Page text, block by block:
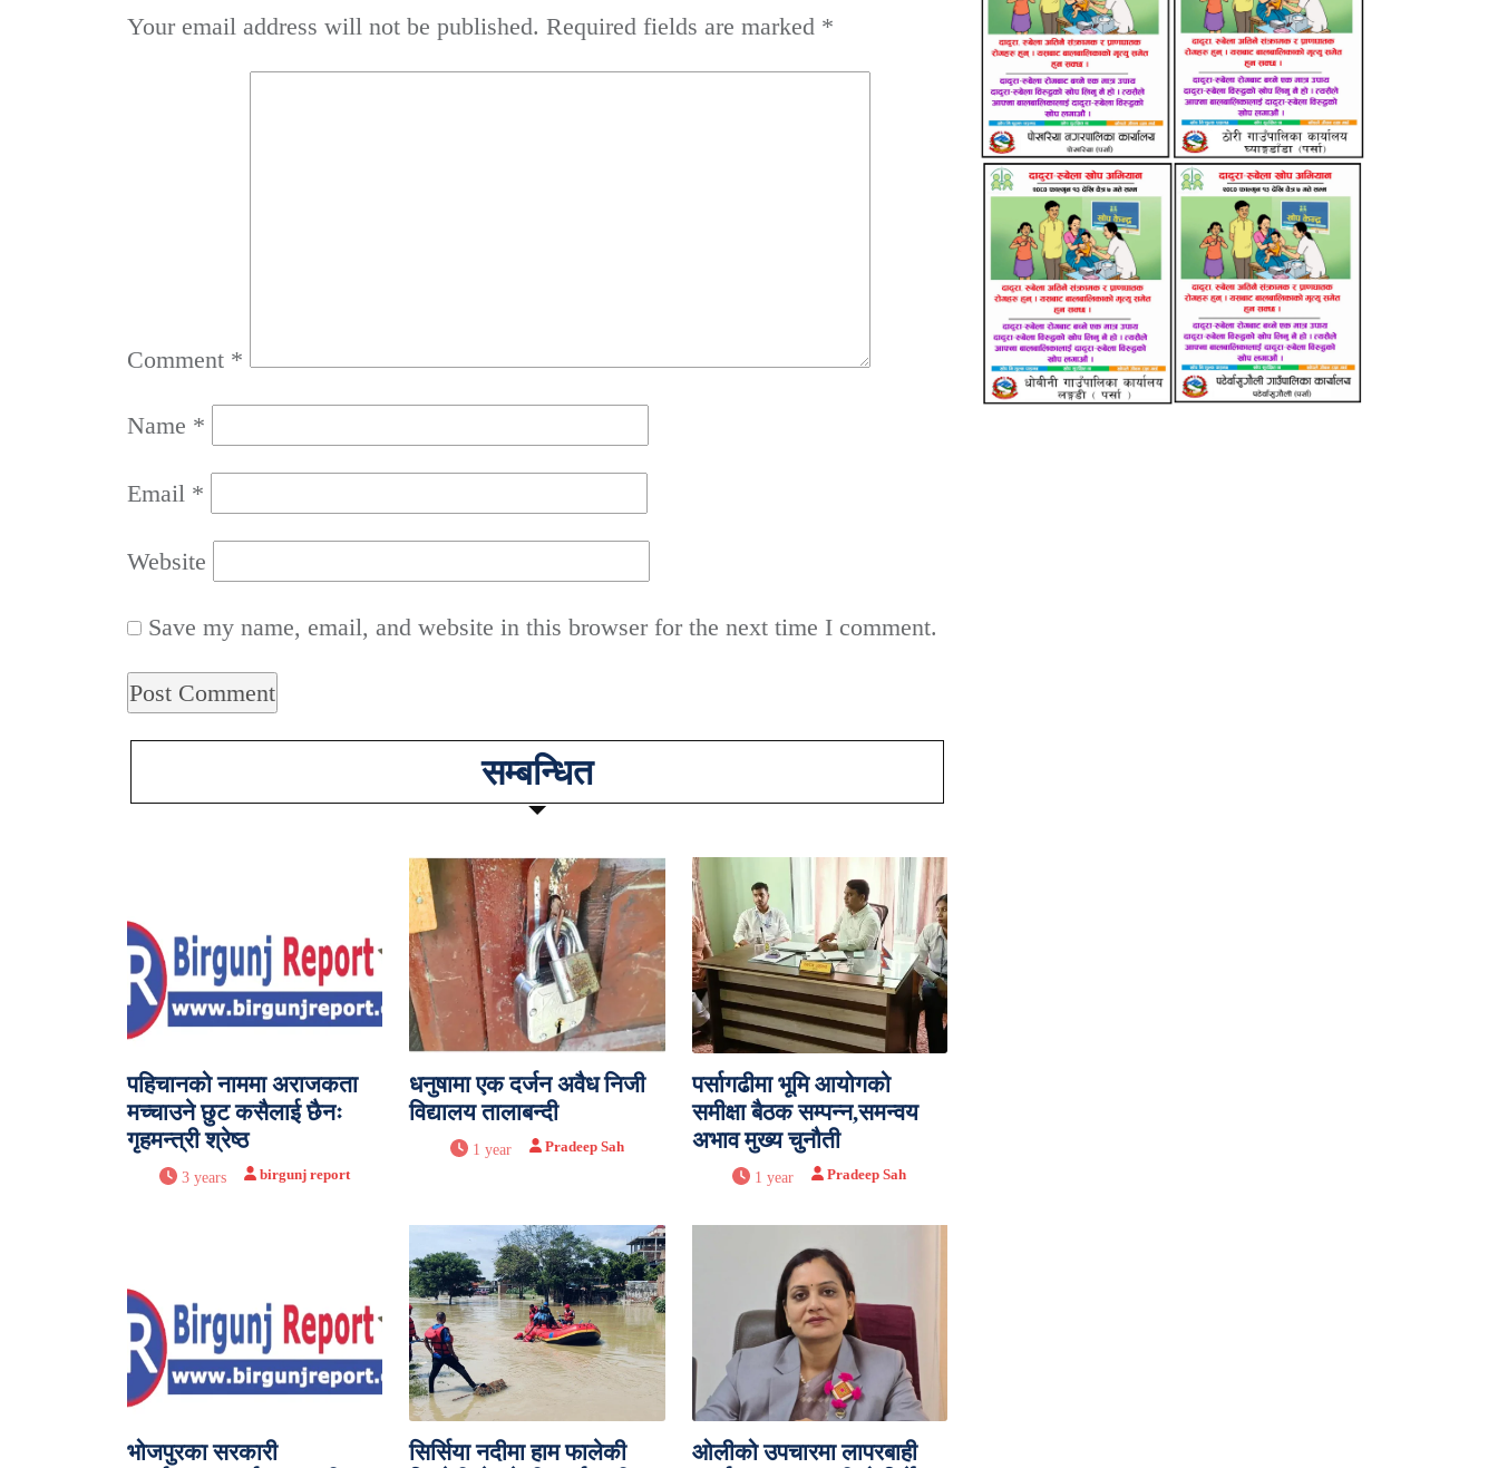
Your email address will not be published. Required fields are marked *
Comment *
Name *
Email *
Website
Save my name, email, and website in this browser for the next time I comment.
सम्बन्धित
पहिचानको नाममा अराजकता
मच्चाउने छुट कसैलाई छैनः
गृहमन्त्री श्रेष्ठ
3 years birgunj report
धनुषामा एक दर्जन अवैध निजी
विद्यालय तालाबन्दी
1 year Pradeep Sah
पर्सागढीमा भूमि आयोगको
समीक्षा बैठक सम्पन्न,समन्वय
अभाव मुख्य चुनौती
1 year Pradeep Sah
भोजपुरका सरकारी
सिर्सिया नदीमा हाम फालेकी
ओलीको उपचारमा लापरबाही